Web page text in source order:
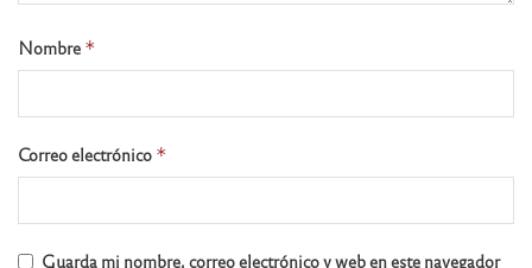
Nombre *
Correo electrónico *
Guarda mi nombre, correo electrónico y web en este navegador